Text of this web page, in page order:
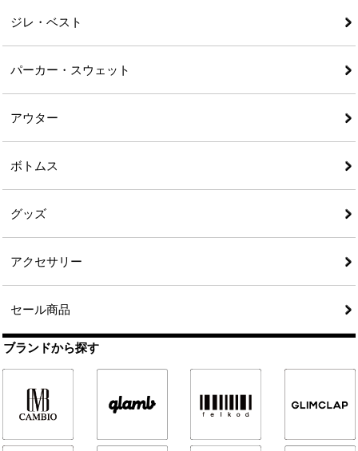
ジレ・ベスト
パーカー・スウェット
アウター
ボトムス
グッズ
アクセサリー
セール商品
ブランドから探す